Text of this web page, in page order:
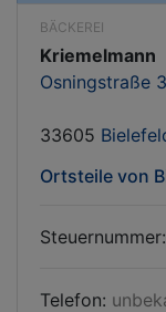
BÄCKEREI
Kriemelmann
Osningstraße 3
33605
Ortsteile von
Steuernummer:
Telefon: